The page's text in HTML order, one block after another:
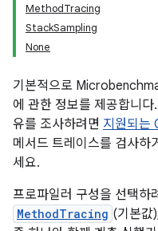
MethodTracing
StackSampling
None
기본적으로
에 관한 정보를 제공합니
유를 조사하려면 지원되는
메서드 트레이스를 검사하
세요.
프로파일러 구성을 선택하
MethodTracing (기본값